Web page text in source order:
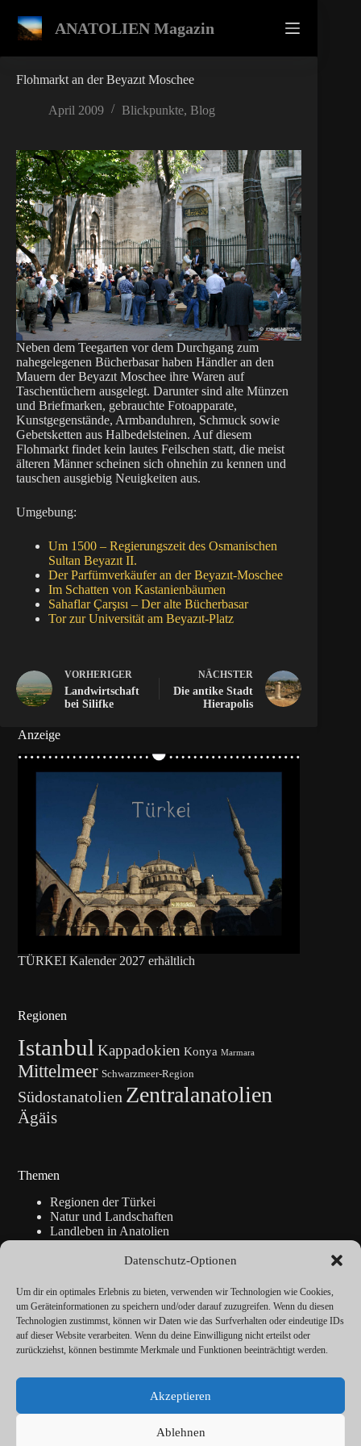
Datenschutz-Optionen
Um dir ein optimales Erlebnis zu bieten, verwenden wir Technologien wie Cookies,
um Geräteinformationen zu speichern und/oder darauf zuzugreifen. Wenn du diesen
Technologien zustimmst, können wir Daten wie das Surfverhalten oder eindeutige IDs
auf dieser Website verarbeiten. Wenn du deine Einwilligung nicht erteilst oder
zurückziehst, können bestimmte Merkmale und Funktionen beeinträchtigt werden.
Akzeptieren
Ablehnen
Inhalt
springen
ANATOLIEN Magazin
Flohmarkt an der Beyazıt Moschee
April 2009 Blickpunkte, Blog
Neben dem Teegarten vor dem Durchgang zum
nahegelegenen Bücherbasar haben Händler an den
Mauern der Beyazıt Moschee ihre Waren auf
Taschentüchern ausgelegt. Darunter sind alte Münzen
und Briefmarken, gebrauchte Fotoapparate,
Kunstgegenstände, Armbanduhren, Schmuck sowie
Gebetsketten aus Halbedelsteinen. Auf diesem
Flohmarkt findet kein lautes Feilschen statt, die meist
älteren Männer scheinen sich ohnehin zu kennen und
tauschen ausgiebig Neuigkeiten aus.
Umgebung:
Um 1500 – Regierungszeit des Osmanischen
Sultan Beyazıt II.
Der Parfümverkäufer an der Beyazıt-Moschee
Im Schatten von Kastanienbäumen
Sahaflar Çarşısı – Der alte Bücherbasar
Tor zur Universität am Beyazıt-Platz
VORHERIGER
Landwirtschaft
bei Silifke
NÄCHSTER
Die antike Stadt
Hierapolis
Anzeige
TÜRKEI Kalender 2027 erhältlich
Regionen
Istanbul Kappadokien Konya Marmara
Mittelmeer Schwarzmeer-Region
Südostanatolien Zentralanatolien
Ägäis
Themen
Regionen der Türkei
Natur und Landschaften
Landleben in Anatolien
Blickpunkte
Reise-Info
Vorträge